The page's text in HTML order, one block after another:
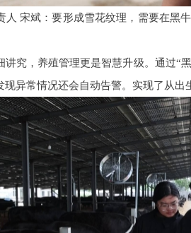
人 宋斌：要形成雪花纹理，需要在黑
讲究，养殖管理更是智慧升级。通过“
异常情况还会自动告警。实现了从出